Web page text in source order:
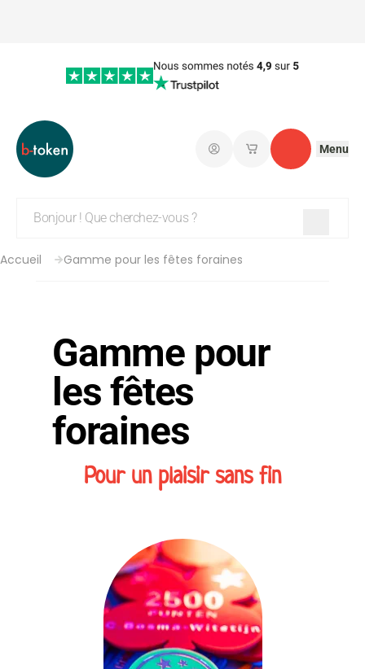
Connectez-vous
Mes paniers
Contact
Menu
Accueil Gamme pour les fêtes foraines
Gamme pour
les fêtes
foraines
Pour un plaisir sans fin